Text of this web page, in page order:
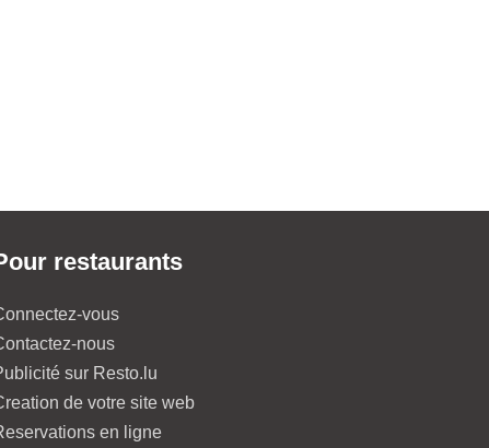
restaurants
vous
nous
sur Resto.lu
de votre site web
en ligne